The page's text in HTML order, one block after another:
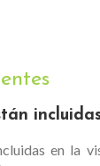
en la